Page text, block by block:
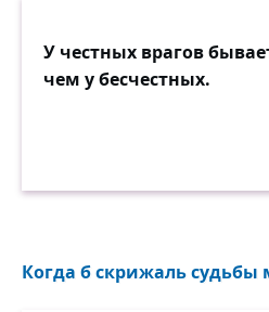
У честных врагов
чем у бесчестных.
Когда б скрижаль судьбы